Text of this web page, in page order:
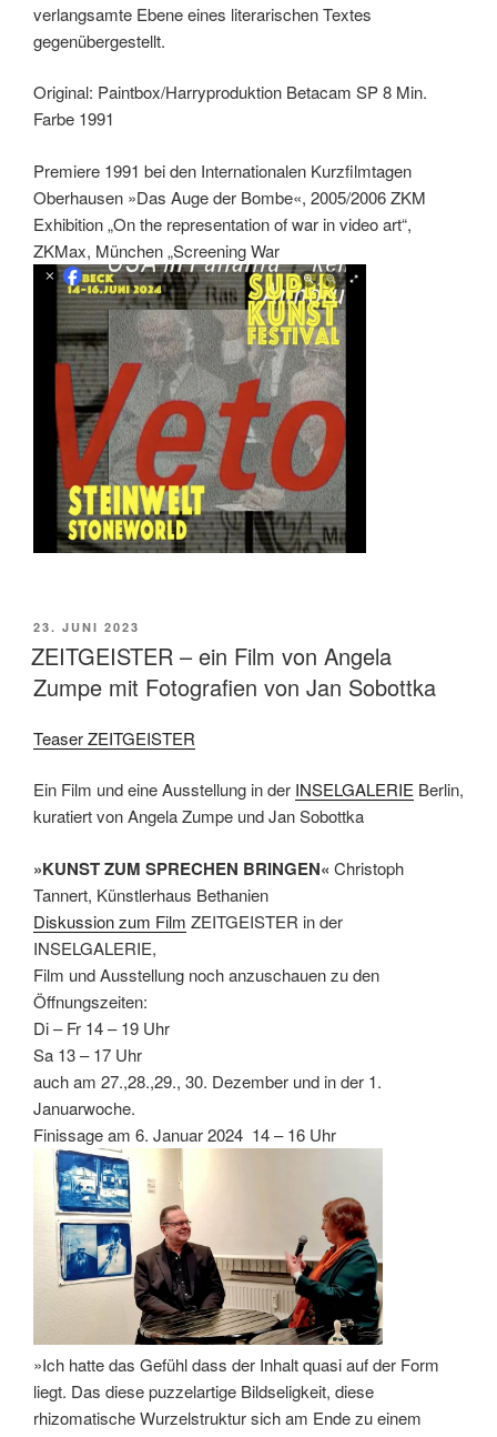
verlangsamte Ebene eines literarischen Textes
gegenübergestellt.
Original: Paintbox/Harryproduktion Betacam SP 8 Min.
Farbe 1991
Premiere 1991 bei den Internationalen Kurzfilmtagen
Oberhausen »Das Auge der Bombe«, 2005/2006 ZKM
Exhibition „On the representation of war in video art“,
ZKMax, München „Screening War
VERÖFFENTLICHT
AM
23. JUNI 2023
ZEITGEISTER – ein Film von Angela
Zumpe mit Fotografien von Jan Sobottka
Teaser ZEITGEISTER
Ein Film und eine Ausstellung in der INSELGALERIE Berlin,
kuratiert von Angela Zumpe und Jan Sobottka
»KUNST ZUM SPRECHEN BRINGEN« Christoph
Tannert, Künstlerhaus Bethanien
Diskussion zum Film ZEITGEISTER in der
INSELGALERIE,
Film und Ausstellung noch anzuschauen zu den
Öffnungszeiten:
Di – Fr 14 – 19 Uhr
Sa 13 – 17 Uhr
auch am 27.,28.,29., 30. Dezember und in der 1.
Januarwoche.
Finissage am 6. Januar 2024 14 – 16 Uhr
»Ich hatte das Gefühl dass der Inhalt quasi auf der Form
liegt. Das diese puzzelartige Bildseligkeit, diese
rhizomatische Wurzelstruktur sich am Ende zu einem